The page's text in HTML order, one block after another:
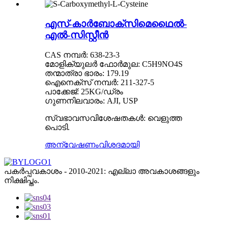
എസ്-കാർബോക്സിമെഥൈൽ-
എൽ-സിസ്റ്റീൻ
CAS നമ്പർ: 638-23-3
മോളിക്യുലർ ഫോർമുല: C5H9NO4S
തന്മാത്രാ ഭാരം: 179.19
ഐനെക്സ് നമ്പർ: 211-327-5
പാക്കേജ്: 25KG/ഡ്രം
ഗുണനിലവാരം: AJI, USP
സ്വഭാവസവിശേഷതകൾ: വെളുത്ത
പൊടി.
അന്വേഷണംവിശദമായി
പകർപ്പവകാശം - 2010-2021: എല്ലാ അവകാശങ്ങളും
നിക്ഷിപ്തം.